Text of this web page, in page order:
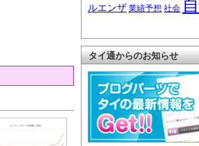
ルエンザ 業績予想 社会
タイ通からのお知らせ